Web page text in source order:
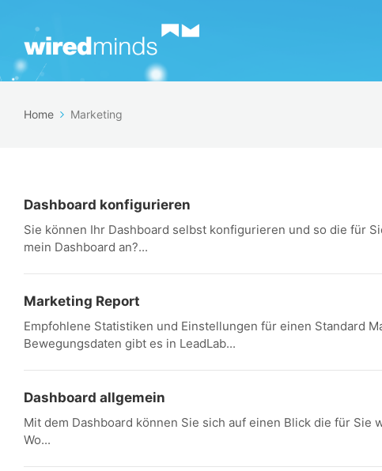
Home Marketing
Dashboard konfigurieren
Sie können Ihr Dashboard selbst konfigurieren und so die für
mein Dashboard an?...
Marketing Report
Empfohlene Statistiken und Einstellungen für einen Standard
Bewegungsdaten gibt es in LeadLab...
Dashboard allgemein
Mit dem Dashboard können Sie sich auf einen Blick die für
Wo...